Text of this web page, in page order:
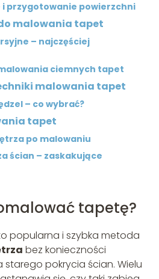
i przygotowanie powierzchni
malowania tapet
– najczęściej
ciemnych tapet
malowania tapet
– co wybrać?
tapet
po malowaniu
ścian – zaskakujące
tapetę?
popularna i szybka metoda
bez konieczności
starego pokrycia ścian. Wielu